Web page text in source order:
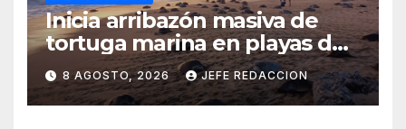
Inicia arribazón masiva de
tortuga marina en playas de
Michoacán
8 AGOSTO, 2026 JEFE REDACCION